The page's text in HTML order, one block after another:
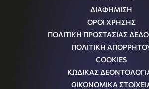
ΔΙΑΦΗΜΙΣΗ
ΟΡΟΙ ΧΡΗΣΗΣ
ΠΟΛΙΤΙΚΗ ΠΡΟΣΤΑΣΙΑΣ
ΠΟΛΙΤΙΚΗ
COOKIES
ΚΩΔΙΚΑΣ
ΟΙΚΟΝΟΜΙΚΑ